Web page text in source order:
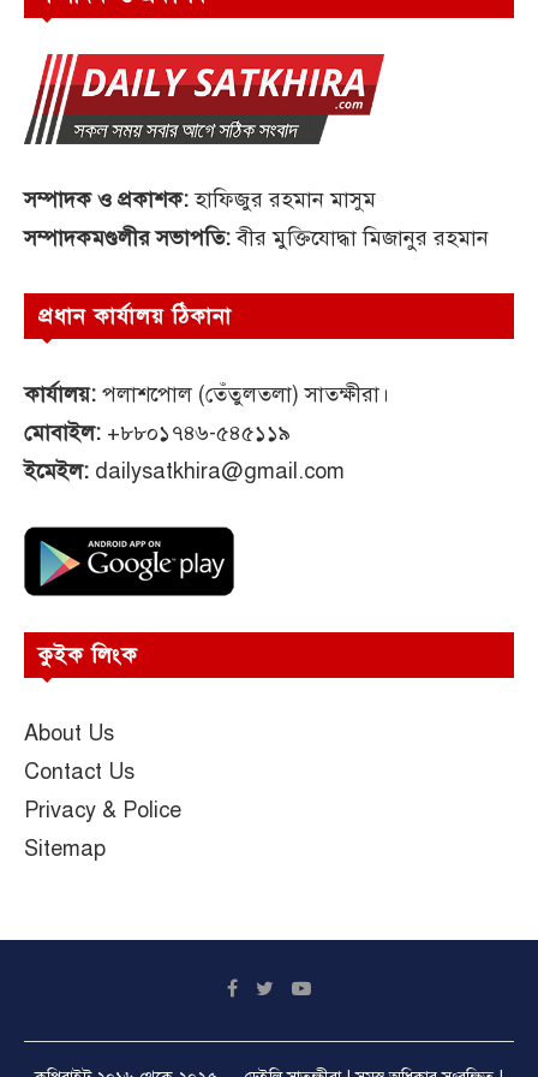
সম্পাদক ও প্রকাশক:হাফিজুর রহমান মাসুম
সম্পাদকমণ্ডলীর সভাপতি:বীর মুক্তিযোদ্ধা মিজানুর রহমান
প্রধান কার্যালয় ঠিকানা
কার্যালয়: পলাশপোল (তেঁতুলতলা) সাতক্ষীরা।
মোবাইল: +৮৮০১৭৪৬-৫৪৫১১৯
ইমেইল: dailysatkhira@gmail.com
কুইক লিংক
About Us
Contact Us
Privacy & Police
Sitemap